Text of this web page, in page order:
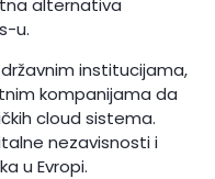
alternativa
u.
institucijama,
kompanijama da
cloud sistema.
nezavisnosti i
u Evropi.